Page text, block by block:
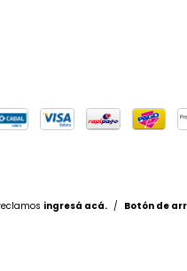
ingresá acá. / Botón de